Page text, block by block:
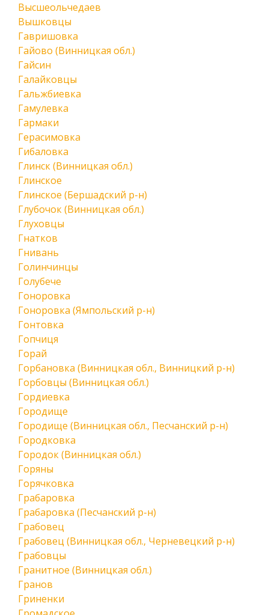
Высшеольчедаев
Вышковцы
Гавришовка
Гайово (Винницкая обл.)
Гайсин
Галайковцы
Гальжбиевка
Гамулевка
Гармаки
Герасимовка
Гибаловка
Глинск (Винницкая обл.)
Глинское
Глинское (Бершадский р-н)
Глубочок (Винницкая обл.)
Глуховцы
Гнатков
Гнивань
Голинчинцы
Голубече
Гоноровка
Гоноровка (Ямпольский р-н)
Гонтовка
Гопчиця
Горай
Горбановка (Винницкая обл., Винницкий р-н)
Горбовцы (Винницкая обл.)
Гордиевка
Городище
Городище (Винницкая обл., Песчанский р-н)
Городковка
Городок (Винницкая обл.)
Горяны
Горячковка
Грабаровка
Грабаровка (Песчанский р-н)
Грабовец
Грабовец (Винницкая обл., Черневецкий р-н)
Грабовцы
Гранитное (Винницкая обл.)
Гранов
Гриненки